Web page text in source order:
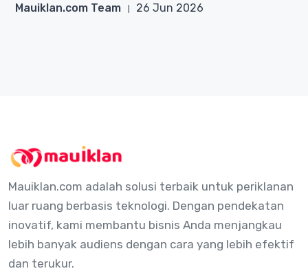
Mauiklan.com Team 26 Jun 2026
Mauiklan.com adalah solusi terbaik untuk periklanan
luar ruang berbasis teknologi. Dengan pendekatan
inovatif, kami membantu bisnis Anda menjangkau
lebih banyak audiens dengan cara yang lebih efektif
dan terukur.